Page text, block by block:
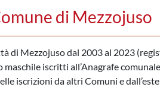
di Mezzojuso
di Mezzojuso dal 2003 al 2023
iscritti all’Anagrafe
iscrizioni da altri Comuni e